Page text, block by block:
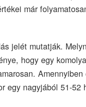
már
jelét mutatják.
hogy egy
Amennyiben
egy nagyjából 51-52